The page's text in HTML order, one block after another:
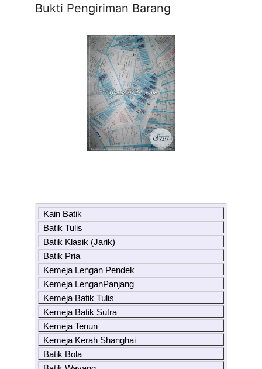
Bukti Pengiriman Barang
Kain Batik
Batik Tulis
Batik Klasik (Jarik)
Batik Pria
Kemeja Lengan Pendek
Kemeja LenganPanjang
Kemeja Batik Tulis
Kemeja Batik Sutra
Kemeja Tenun
Kemeja Kerah Shanghai
Batik Bola